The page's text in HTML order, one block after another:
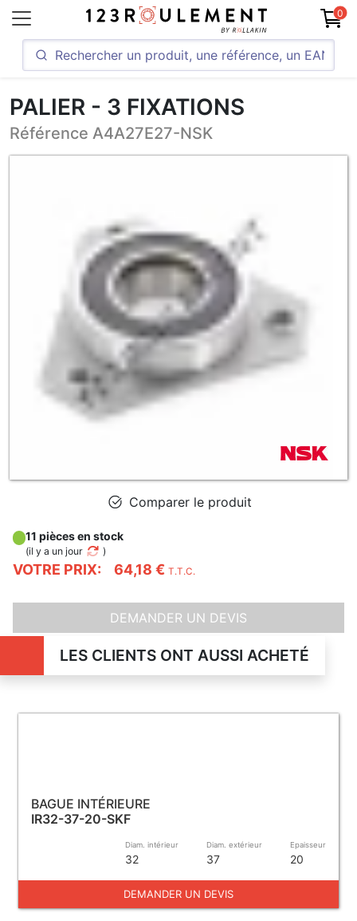
0
PALIER - 3 FIXATIONS
Référence A4A27E27-NSK
Comparer le produit
VOTRE PRIX: 64,18 € T.T.C.
11 pièces en stock
(il y a un jour )
DEMANDER UN DEVIS
LES CLIENTS ONT AUSSI ACHETÉ
BAGUE INTÉRIEURE
IR32-37-20-SKF
Diam. intérieur
32
Diam. extérieur
37
Epaisseur
20
DEMANDER UN DEVIS